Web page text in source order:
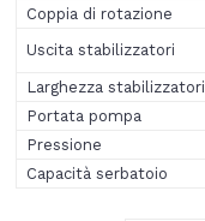
Coppia di rotazione
Uscita stabilizzatori
Larghezza stabilizzatori
Portata pompa
Pressione
Capacità serbatoio